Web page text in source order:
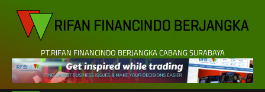
content
PT.RIFAN FINANCINDO BERJANGKA CABANG SURABAYA